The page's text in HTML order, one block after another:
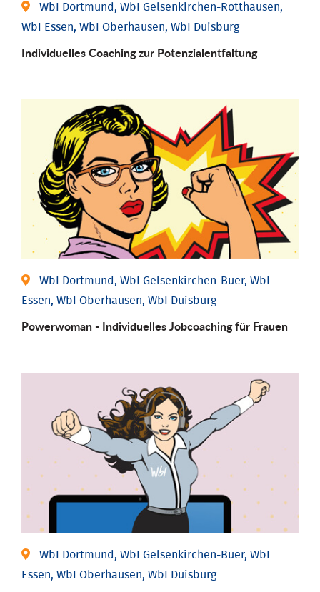
WbI Dortmund, WbI Gelsenkirchen-Rotthausen,
WbI Essen, WbI Oberhausen, WbI Duisburg
Individuelles Coaching zur Potenzialentfaltung
WbI Dortmund, WbI Gelsenkirchen-Buer, WbI
Essen, WbI Oberhausen, WbI Duisburg
Powerwoman - Individu­elles Job­coaching für Frauen
WbI Dortmund, WbI Gelsenkirchen-Buer, WbI
Essen, WbI Oberhausen, WbI Duisburg